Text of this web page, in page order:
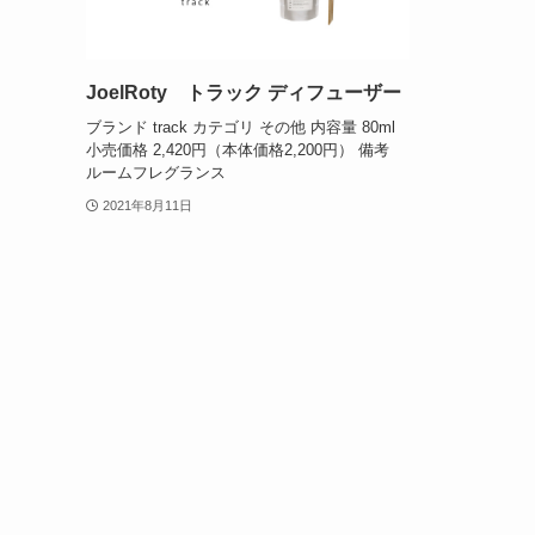
JoelRoty トラック ディフューザー
ブランド track カテゴリ その他 内容量 80ml
小売価格 2,420円（本体価格2,200円） 備考
ルームフレグランス
2021年8月11日